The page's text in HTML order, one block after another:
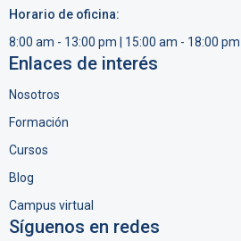
Horario de oficina:
8:00 am - 13:00 pm | 15:00 am - 18:00 pm
Enlaces de interés
Nosotros
Formación
Cursos
Blog
Campus virtual
Síguenos en redes